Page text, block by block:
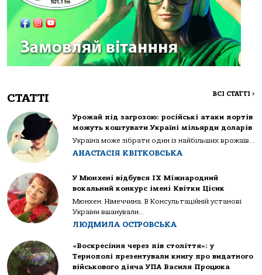
СТАТТІ ВСІ СТАТТІ >
Урожай під загрозою: російські атаки портів
можуть коштувати Україні мільярди доларів
Україна може зібрати один із найбільших врожаїв...
АНАСТАСІЯ КВІТКОВСЬКА
У Мюнхені відбувся IX Міжнародний
вокальний конкурс імені Квітки Цісик
Мюнхен. Німеччина. В Консультаційній установі
України вшанували...
ЛЮДМИЛА ОСТРОВСЬКА
«Воскресіння через пів століття»: у
Тернополі презентували книгу про видатного
військового діяча УПА Василя Процюка